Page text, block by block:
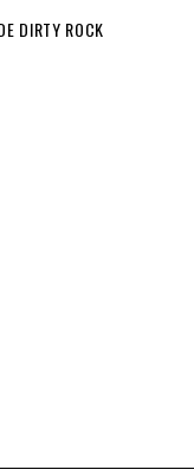
DIRTY ROCK